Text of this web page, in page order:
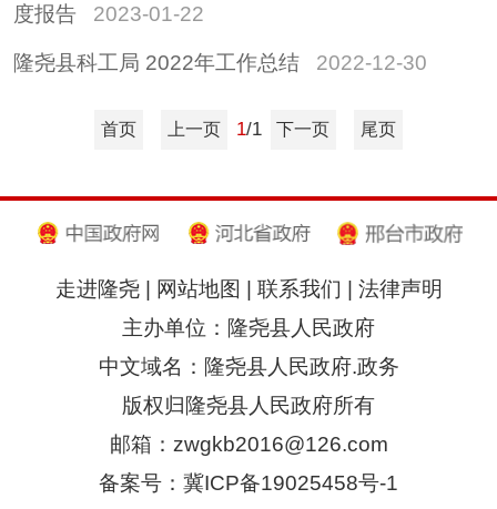
度报告
2023-01-22
隆尧县科工局 2022年工作总结 2022-12-30
首页 上一页 1/1 下一页 尾页
走进隆尧| 网站地图 联系我们
法律声明
主办单位：隆尧县人民政府
中文域名：隆尧县人民政府.政务
版权归隆尧县人民政府所有
邮箱：zwgkb2016@126.com
备案号：冀ICP备19025458号-1